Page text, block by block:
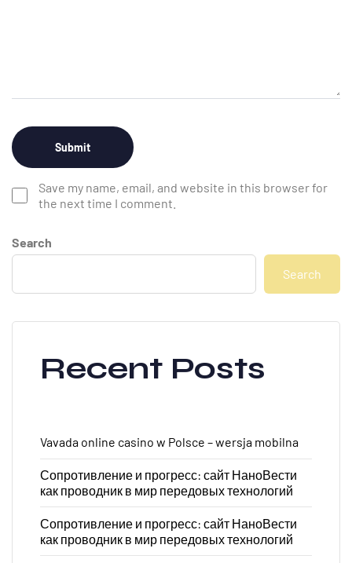
Save my name, email, and website in this browser for
the next time I comment.
Search
Search
Recent Posts
Vavada online casino w Polsce – wersja mobilna
Сопротивление и прогресс: сайт НаноВести
как проводник в мир передовых технологий
Сопротивление и прогресс: сайт НаноВести
как проводник в мир передовых технологий